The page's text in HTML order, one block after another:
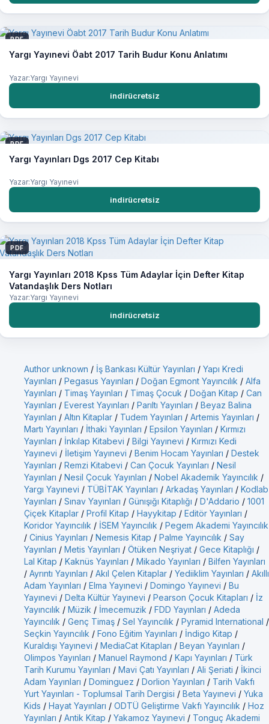
PDF
Yargı Yayınevi Öabt 2017 Tarih Budur Konu Anlatımı
Yazar:Yargı Yayınevi
indirücretsiz
PDF
Yargı Yayınları Dgs 2017 Cep Kitabı
Yazar:Yargı Yayınevi
indirücretsiz
PDF
Yargı Yayınları 2018 Kpss Tüm Adaylar İçin Defter Kitap
Vatandaşlık Ders Notları
Yazar:Yargı Yayınevi
indirücretsiz
Author unknown / İş Bankası Kültür Yayınları / Yapı Kredi
Yayınları / Pegasus Yayınları / Doğan Egmont Yayıncılık / Alfa
Yayınları / Timaş Yayınları / Timaş Çocuk / Doğan Kitap / Can
Yayınları / Everest Yayınları / Parıltı Yayınları / Beyaz Balina
Yayınları / Altın Kitaplar / Tudem Yayınları / Artemis Yayınları /
Martı Yayınları / İthaki Yayınları / Epsilon Yayınları / Kırmızı
Yayınları / İnkılap Kitabevi / Bilgi Yayınevi / Kırmızı Kedi
Yayınevi / İletişim Yayınevi / Benim Hocam Yayınları / Destek
Yayınları / Remzi Kitabevi / Can Çocuk Yayınları / Nesil
Yayınları / Nesil Çocuk Yayınları / Nobel Akademik Yayıncılık /
Yargı Yayınevi / TÜBİTAK Yayınları / Arkadaş Yayınları / Kodlab
Yayınları / Sınav Yayınları / Günışığı Kitaplığı / D'Addario / 1001
Çiçek Kitaplar / Profil Kitap / Hayykitap / Editör Yayınları /
Koridor Yayıncılık / İSEM Yayıncılık / Pegem Akademi Yayıncılık
/ Cinius Yayınları / Nemesis Kitap / Palme Yayıncılık / Say
Yayınları / Metis Yayınları / Ötüken Neşriyat / Gece Kitaplığı /
Lal Kitap / Kaknüs Yayınları / Mikado Yayınları / Bilfen Yayınları
/ Ayrıntı Yayınları / Akıl Çelen Kitaplar / Yediiklim Yayınları / Akıllı
Adam Yayınları / Elma Yayınevi / Domingo Yayınevi / Bu
Yayınevi / Delta Kültür Yayınevi / Pearson Çocuk Kitapları / İz
Yayıncılık / Müzik / İmecemuzik / FDD Yayınları / Adeda
Yayıncılık / Genç Timaş / Sel Yayıncılık / Pyramid International /
Seçkin Yayıncılık / Fono Eğitim Yayınları / İndigo Kitap /
Kuraldışı Yayınevi / MediaCat Kitapları / Beyan Yayınları /
Olimpos Yayınları / Manuel Raymond / Kapı Yayınları / Türk
Tarih Kurumu Yayınları / Mavi Çatı Yayınları / Ali Şeriati / İkinci
Adam Yayınları / Dominguez / Dorlion Yayınları / Tarih Vakfı
Yurt Yayınları - Toplumsal Tarih Dergisi / Beta Yayınevi / Yuka
Kids / Hayat Yayınları / ODTÜ Geliştirme Vakfı Yayıncılık / Hoz
Yayınları / Antik Kitap / Yakamoz Yayınevi / Tonguç Akademi